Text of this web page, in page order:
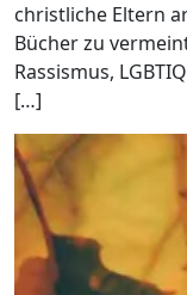
christliche Eltern
Bücher zu
Rassismus,
[…]